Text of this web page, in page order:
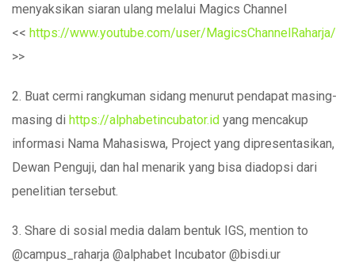
menyaksikan siaran ulang melalui Magics Channel
<< https://www.youtube.com/user/MagicsChannelRaharja/
>>
2. Buat cermi rangkuman sidang menurut pendapat masing-
masing di https://alphabetincubator.id yang mencakup
informasi Nama Mahasiswa, Project yang dipresentasikan,
Dewan Penguji, dan hal menarik yang bisa diadopsi dari
penelitian tersebut.
3. Share di sosial media dalam bentuk IGS, mention to
@campus_raharja @alphabet Incubator @bisdi.ur